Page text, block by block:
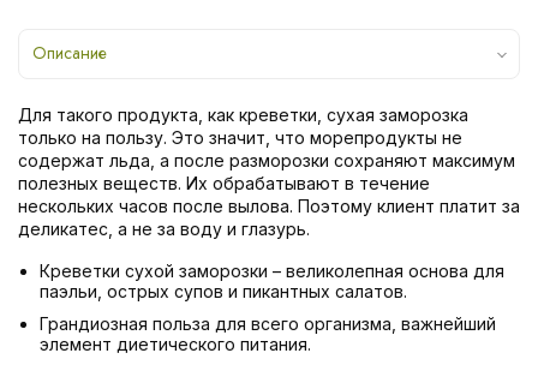
Описание
Для такого продукта, как креветки, сухая заморозка
только на пользу. Это значит, что морепродукты не
содержат льда, а после разморозки сохраняют максимум
полезных веществ. Их обрабатывают в течение
нескольких часов после вылова. Поэтому клиент платит за
деликатес, а не за воду и глазурь.
Креветки сухой заморозки – великолепная основа для
паэльи, острых супов и пикантных салатов.
Грандиозная польза для всего организма, важнейший
элемент диетического питания.